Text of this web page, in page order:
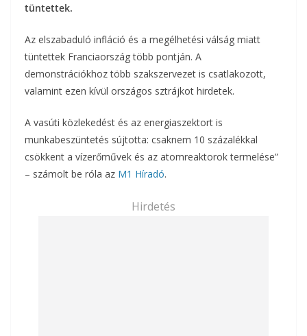
tüntettek.
Az elszabaduló infláció és a megélhetési válság miatt
tüntettek Franciaország több pontján. A
demonstrációkhoz több szakszervezet is csatlakozott,
valamint ezen kívül országos sztrájkot hirdetek.
A vasúti közlekedést és az energiaszektort is
munkabeszüntetés sújtotta: csaknem 10 százalékkal
csökkent a vízerőművek és az atomreaktorok termelése”
– számolt be róla az M1 Híradó.
Hirdetés